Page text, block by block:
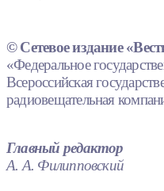
© Сетевое издание
«Федеральное
Всероссийская
радиовещательная
Главный редактор
А. А. Филипповский